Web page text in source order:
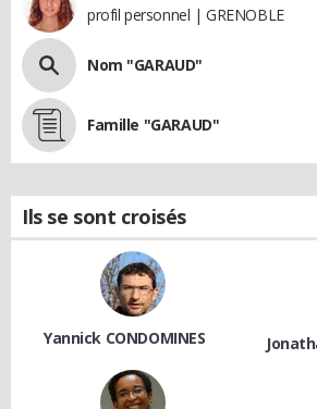
profil personnel | GRENOBLE
Nom "GARAUD"
Famille "GARAUD"
Ils se sont croisés
Yannick CONDOMINES